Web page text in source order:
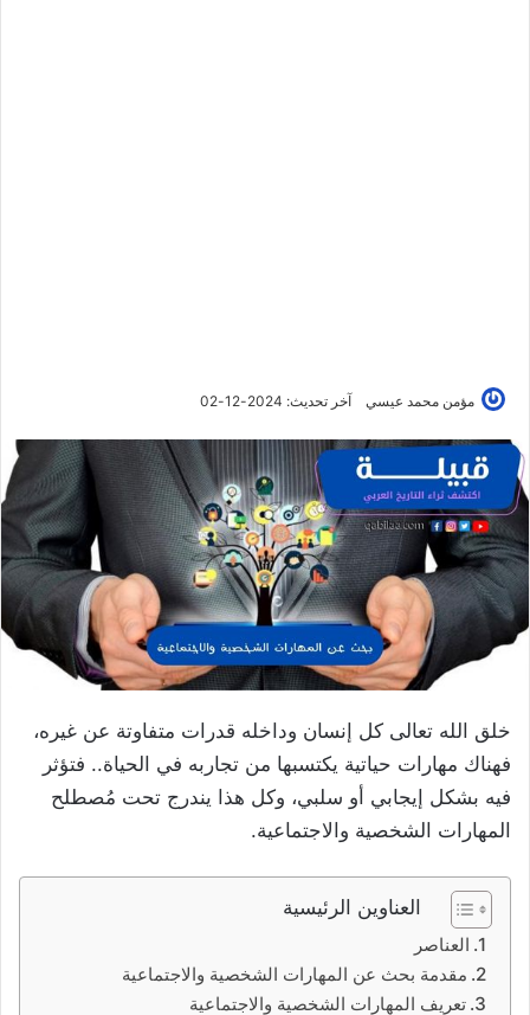
مؤمن محمد عيسي آخر تحديث: 2024-12-02
خلق الله تعالى كل إنسان وداخله قدرات متفاوتة عن غيره،
فهناك مهارات حياتية يكتسبها من تجاربه في الحياة.. فتؤثر
فيه بشكل إيجابي أو سلبي، وكل هذا يندرج تحت مُصطلح
المهارات الشخصية والاجتماعية.
العناوين الرئيسية
العناصر
مقدمة بحث عن المهارات الشخصية والاجتماعية
تعريف المهارات الشخصية والاجتماعية